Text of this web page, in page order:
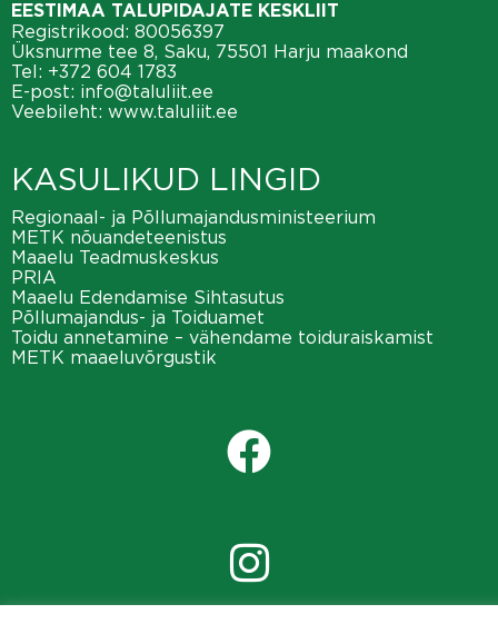
EESTIMAA TALUPIDAJATE KESKLIIT
Registrikood: 80056397
Üksnurme tee 8, Saku, 75501 Harju maakond
Tel: +372 604 1783
E-post: info@taluliit.ee
Veebileht: www.taluliit.ee
KASULIKUD LINGID
Regionaal- ja Põllumajandusministeerium
METK nõuandeteenistus
Maaelu Teadmuskeskus
PRIA
Maaelu Edendamise Sihtasutus
Põllumajandus- ja Toiduamet
Toidu annetamine – vähendame toiduraiskamist
METK maaeluvõrgustik